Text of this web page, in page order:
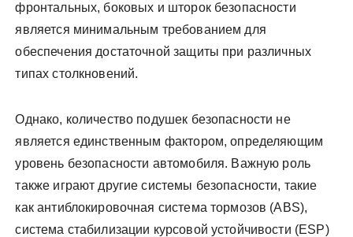
фронтальных, боковых и шторок безопасности
является минимальным требованием для
обеспечения достаточной защиты при различных
типах столкновений.
Однако, количество подушек безопасности не
является единственным фактором, определяющим
уровень безопасности автомобиля. Важную роль
также играют другие системы безопасности, такие
как антиблокировочная система тормозов (ABS),
система стабилизации курсовой устойчивости (ESP)